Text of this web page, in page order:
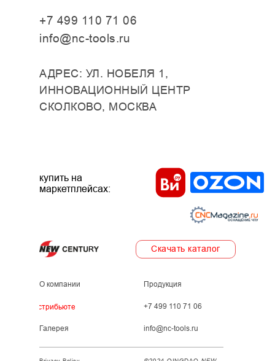
+7 499 110 71 06
info@nc-tools.ru
АДРЕС: УЛ. НОБЕЛЯ 1,
ИННОВАЦИОННЫЙ ЦЕНТР
СКОЛКОВО, МОСКВА
+7 499 110 71 06
info@nc-tools.ru
Скачать каталог
О компании Продукция
Галерея
Дистрибьютеры
купить на
маркетплейсах: